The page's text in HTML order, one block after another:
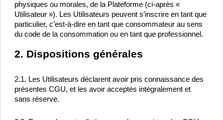
physiques ou morales, de la Plateforme (ci-après «
Utilisateur »). Les Utilisateurs peuvent s’inscrire en tant que
particulier, c’est-à-dire en tant que consommateur au sens
du code de la consommation ou en tant que professionnel.
2. Dispositions générales
2.1. Les Utilisateurs déclarent avoir pris connaissance des
présentes CGU, et les avoir acceptés intégralement et
sans réserve.